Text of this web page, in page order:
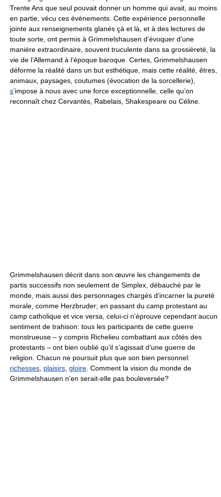
Trente Ans que seul pouvait donner un homme qui avait, au moins
en partie, vécu ces événements. Cette expérience personnelle
jointe aux renseignements glanés çà et là, et à des lectures de
toute sorte, ont permis à Grimmelshausen d’évoquer d’une
manière extraordinaire, souvent truculente dans sa grossièreté, la
vie de l’Allemand à l’époque baroque. Certes, Grimmelshausen
déforme la réalité dans un but esthétique, mais cette réalité, êtres,
animaux, paysages, coutumes (évocation de la sorcellerie),
s’impose à nous avec une force exceptionnelle, celle qu’on
reconnaît chez Cervantès, Rabelais, Shakespeare ou Céline.
Grimmelshausen décrit dans son œuvre les changements de
partis successifs non seulement de Simplex, débauché par le
monde, mais aussi des personnages chargés d’incarner la pureté
morale, comme Herzbruder; en passant du camp protestant au
camp catholique et vice versa, celui-ci n’éprouve cependant aucun
sentiment de trahison: tous les participants de cette guerre
monstrueuse – y compris Richelieu combattant aux côtés des
protestants – ont bien oublié qu’il s’agissait d’une guerre de
religion. Chacun ne poursuit plus que son bien personnel:
richesses plaisirs gloire . Comment la vision du monde de
Grimmelshausen n’en serait-elle pas bouleversée?